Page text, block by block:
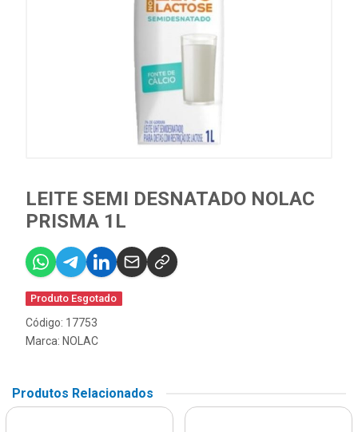
LEITE SEMI DESNATADO NOLAC
PRISMA 1L
Produto Esgotado
Código: 17753
Marca: NOLAC
Produtos Relacionados